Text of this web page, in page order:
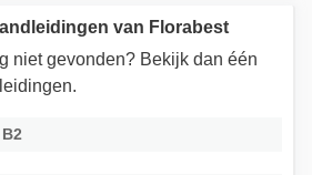
van Florabest
niet gevonden? Bekijk dan één